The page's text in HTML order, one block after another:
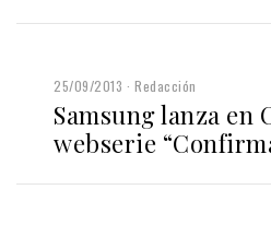
25/09/2013 Redacción
Samsung lanza en
webserie